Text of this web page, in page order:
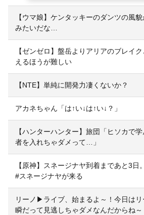
【ウマ娘】ケンタッキーのダンツの風
みたいだな…
【ゼンゼロ】盤岳よりアリアのブレイ
えるほうが難しい
【NTE】単純に開発力凄くないか？
アカネちゃん「は↑い↓は↑い↓？」
【ハンターハンター】旅団「ヒソカで
者を入れちゃダメって…」
【原神】スネージナヤ到着まであと3日
#スネージナヤが来る
リーノ▶ライブ、始まるよ～！今日は
瞬だって見逃しちゃダメなんだからね～